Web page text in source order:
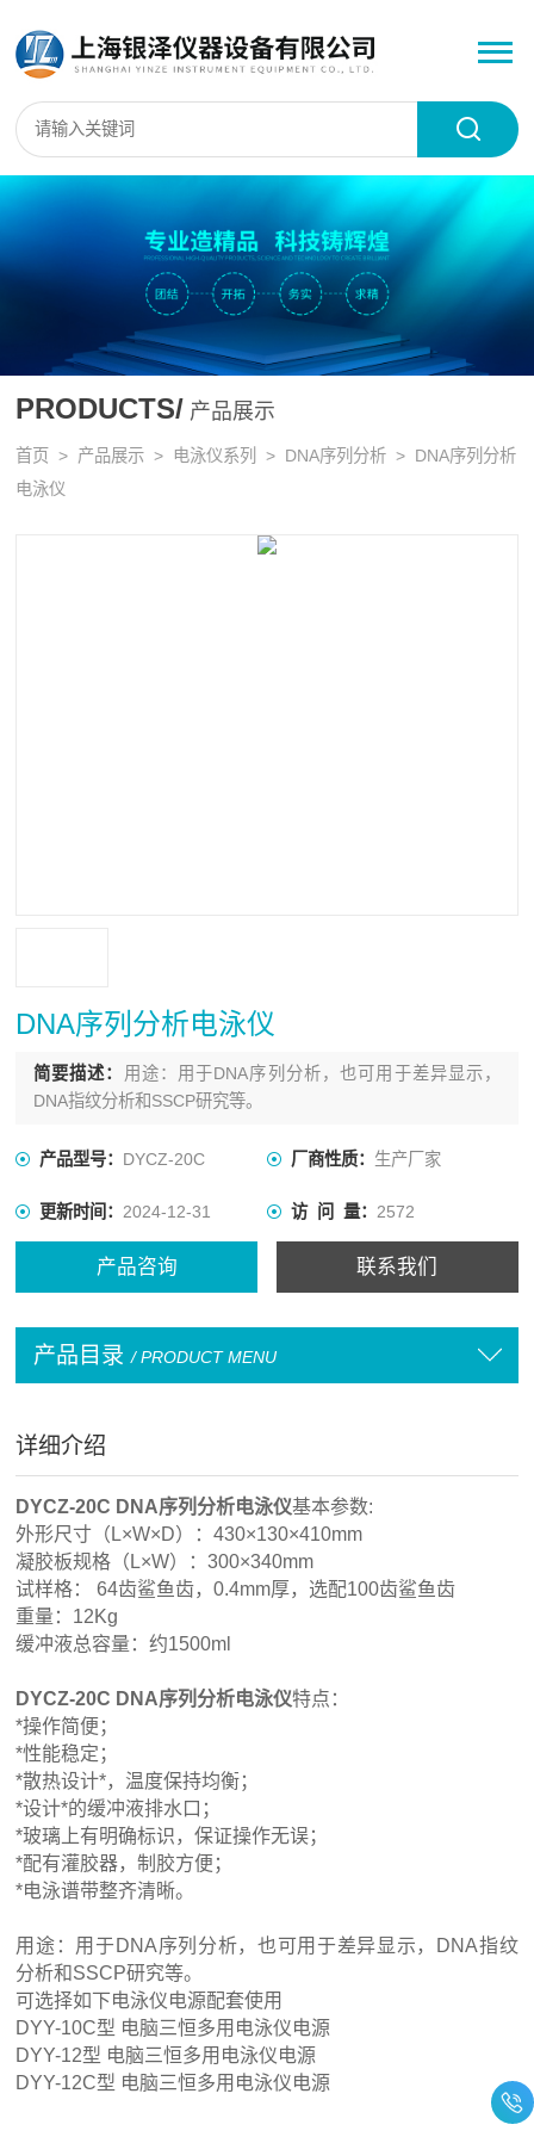
PRODUCTS/ 产品展示
首页 > 产品展示 > 电泳仪系列 > DNA序列分析 > DNA序列分析
电泳仪
DNA序列分析电泳仪
简要描述： 用途：用于DNA序列分析，也可用于差异显示，
DNA指纹分析和SSCP研究等。
产品型号： DYCZ-20C 厂商性质： 生产厂家
更新时间：2024-12-31 访 问 量： 2572
产品咨询 联系我们
产品目录 / PRODUCT MENU
详细介绍
DYCZ-20C DNA序列分析电泳仪基本参数:
外形尺寸（L×W×D）：430×130×410mm
凝胶板规格（L×W）：300×340mm
试样格： 64齿鲨鱼齿，0.4mm厚，选配100齿鲨鱼齿
重量：12Kg
缓冲液总容量：约1500ml
DYCZ-20C DNA序列分析电泳仪特点：
*操作简便；
*性能稳定；
*散热设计*，温度保持均衡；
*设计*的缓冲液排水口；
*玻璃上有明确标识，保证操作无误；
*配有灌胶器，制胶方便；
*电泳谱带整齐清晰。
用途：用于DNA序列分析，也可用于差异显示，DNA指纹
分析和SSCP研究等。
可选择如下电泳仪电源配套使用
DYY-10C型 电脑三恒多用电泳仪电源
DYY-12型 电脑三恒多用电泳仪电源
DYY-12C型 电脑三恒多用电泳仪电源